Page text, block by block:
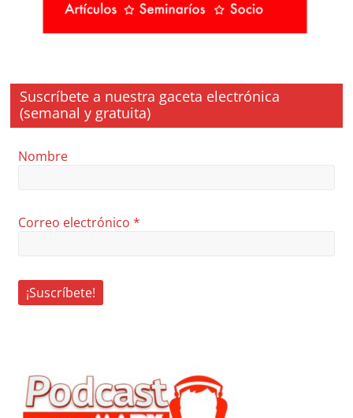
Suscríbete a nuestra gaceta electrónica
(semanal y gratuita)
Nombre
Correo electrónico*